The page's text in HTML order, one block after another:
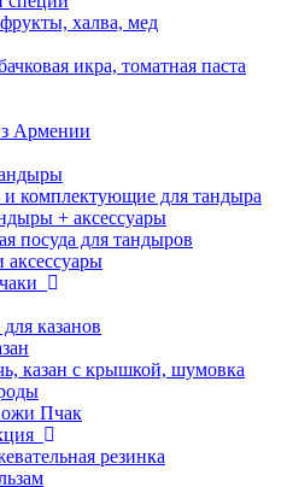
халва, мед
икра, томатная паста
Армении
и комплектующие для тандыра
+ аксессуары
посуда для тандыров
казанов
казан с крышкой, шумовка
Пчак
резинка